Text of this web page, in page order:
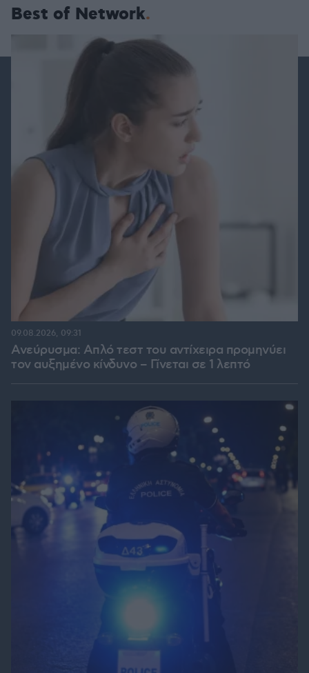
Best of Network
Ανεύρυσμα: Απλό τεστ του αντίχειρα προμηνύει
τον αυξημένο κίνδυνο – Γίνεται σε 1 λεπτό
09.08.2026, 09:31